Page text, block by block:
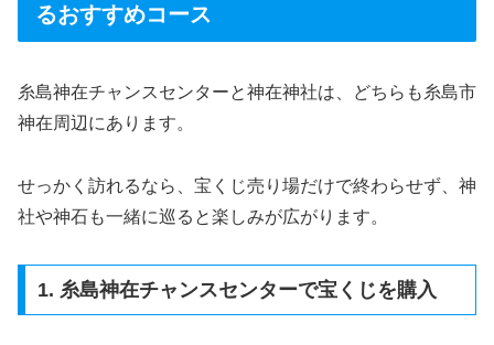
るおすすめコース
糸島神在チャンスセンターと神在神社は、どちらも糸島市
神在周辺にあります。
せっかく訪れるなら、宝くじ売り場だけで終わらせず、神
社や神石も一緒に巡ると楽しみが広がります。
1. 糸島神在チャンスセンターで宝くじを購入